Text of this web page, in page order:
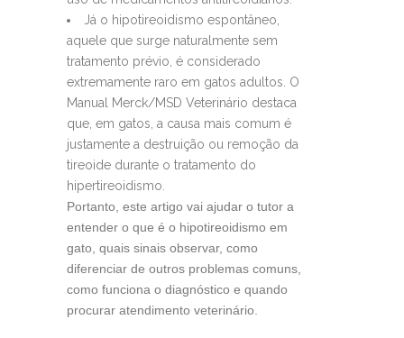
Já o hipotireoidismo espontâneo,
aquele que surge naturalmente sem
tratamento prévio, é considerado
extremamente raro em gatos adultos. O
Manual Merck/MSD Veterinário destaca
que, em gatos, a causa mais comum é
justamente a destruição ou remoção da
tireoide durante o tratamento do
hipertireoidismo.
Portanto, este artigo vai ajudar o tutor a
entender o que é o hipotireoidismo em
gato, quais sinais observar, como
diferenciar de outros problemas comuns,
como funciona o diagnóstico e quando
procurar atendimento veterinário.